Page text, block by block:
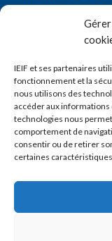
IEIF et ses partenaires
fonctionnement et la
nous utilisons des
accéder aux informations
technologies nous
comportement de
consentir ou de retirer
certaines
Prénom*
E-mail*